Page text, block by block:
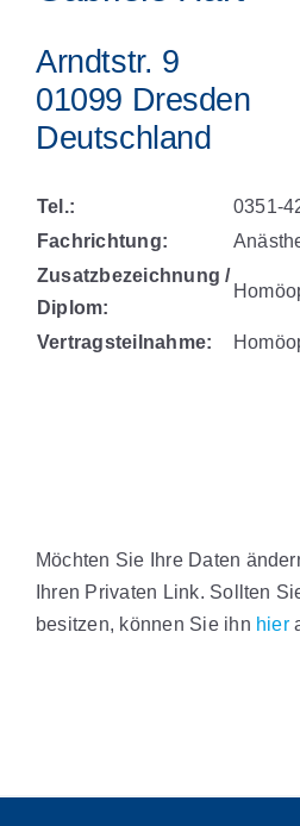
Arndtstr. 9
01099 Dresden
Deutschland
Tel.:
0351-
Fachrichtung:
Zusatzbezeichnung /
Diplom:
Vertragsteilnahme:
Möchten Sie Ihre Daten
Ihren Privaten Link. Sollten
besitzen, können Sie ihn hier